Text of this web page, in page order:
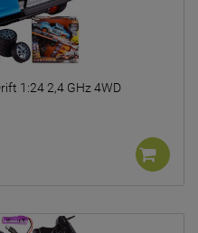
1:24 2,4 GHz 4WD